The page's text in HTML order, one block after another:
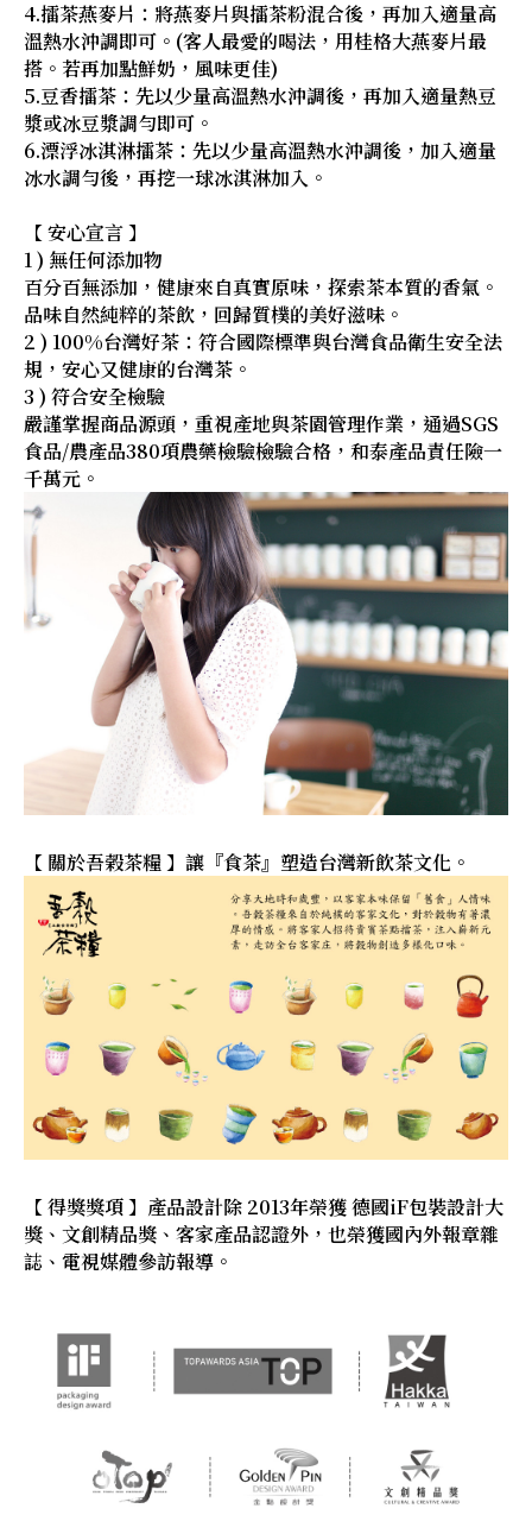
4.擂茶燕麥片：將燕麥片與擂茶粉混合後，再加入適量高
溫熱水沖調即可。(客人最愛的喝法，用桂格大燕麥片最
搭。若再加點鮮奶，風味更佳)
5.豆香擂茶：先以少量高溫熱水沖調後，再加入適量熱豆
漿或冰豆漿調勻即可。
6.漂浮冰淇淋擂茶：先以少量高溫熱水沖調後，加入適量
冰水調勻後，再挖一球冰淇淋加入。
【 安心宣言 】
1 ) 無任何添加物
百分百無添加，健康來自真實原味，探索茶本質的香氣。
品味自然純粹的茶飲，回歸質樸的美好滋味。
2 ) 100%台灣好茶：符合國際標準與台灣食品衛生安全法
規，安心又健康的台灣茶。
3 ) 符合安全檢驗
嚴謹掌握商品源頭，重視產地與茶園管理作業，通過SGS
食品/農產品380項農藥檢驗檢驗合格，和泰產品責任險一
千萬元。
【 關於吾榖茶糧 】讓『食茶』塑造台灣新飲茶文化。
【 得獎獎項 】產品設計除 2013年榮獲 德國iF包裝設計大
獎、文創精品獎、客家產品認證外，也榮獲國內外報章雜
誌、電視媒體參訪報導。